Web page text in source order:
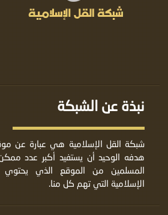
نبذة عن الشبكة
شبكة القل الإسلامية هي عبارة عن
هدفه الوحيد أن يستفيد أكبر عدد
المسلمين من الموقع الذي يحتوي
الإسلامية التي تهم كل منا.